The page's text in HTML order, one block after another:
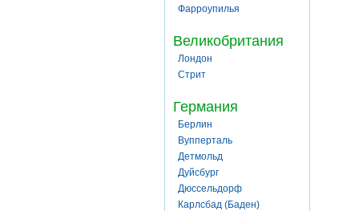
Фарроупилья
Великобритания
Лондон
Стрит
Германия
Берлин
Вупперталь
Детмольд
Дуйсбург
Дюссельдорф
Карлсбад (Баден)